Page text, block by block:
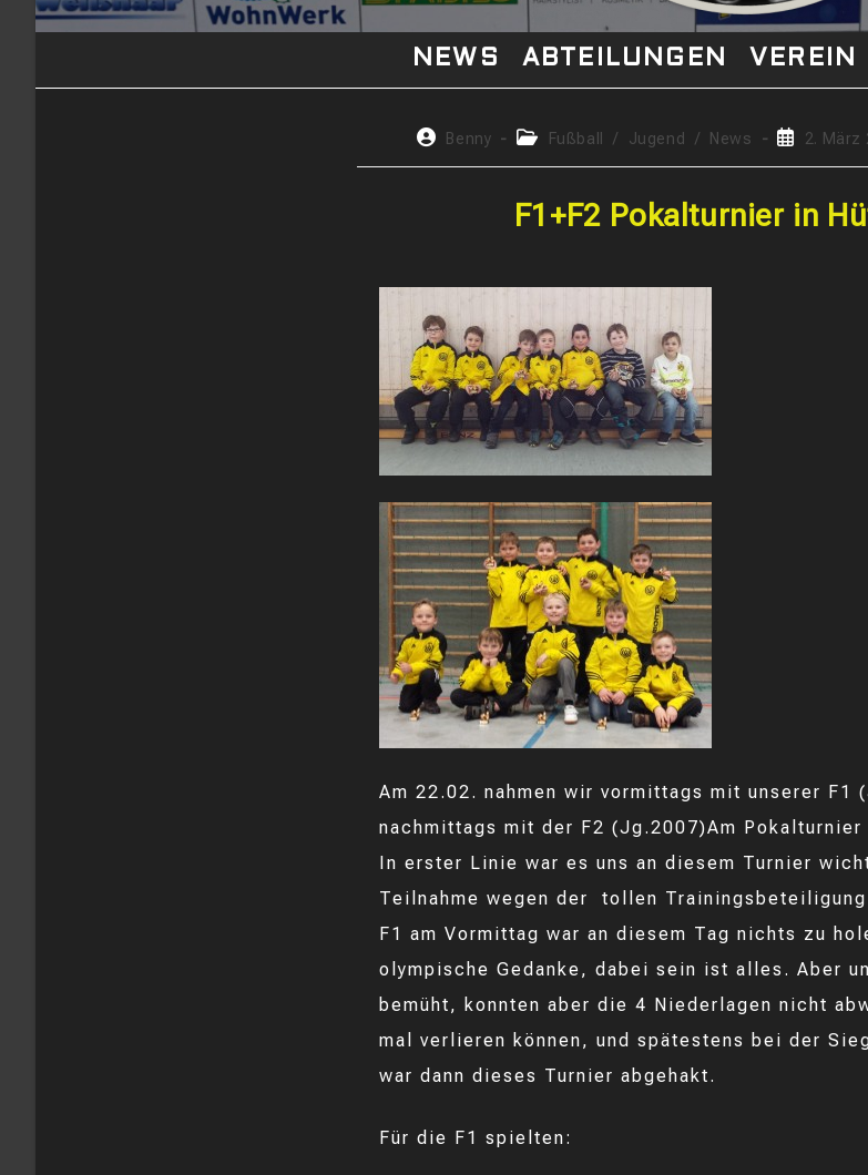
NEWS ABTEILUNGEN VEREIN
Beitrags-
Benny
Beitrags-
Fußball / Jugend / News
Beitrag2. März
F1+F2 Pokalturnier in
Am 22.02. nahmen wir vormittags mit unserer F1
nachmittags mit der F2 (Jg.2007)Am
In erster Linie war es uns an diesem Turnier
Teilnahme wegen der tollen
F1 am Vormittag war an diesem Tag nichts zu
olympische Gedanke, dabei sein ist alles. Aber
bemüht, konnten aber die 4 Niederlagen nicht
mal verlieren können, und spätestens bei der
war dann dieses Turnier abgehakt.
Für die F1 spielten: